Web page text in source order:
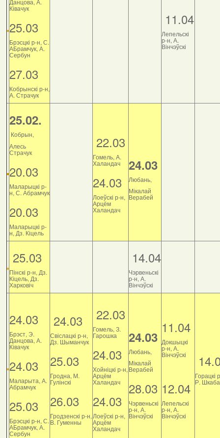
Данцова, А.
Ківачук
25.03
Брэсцкі р-н, С.
АБрамчук, А.
Сербун
27.03
Кобрынскі р-н,
А. Страчук
11.04
Лепельскі
р-н, А.
Вінчэўскі
25.02.
Кобрын,
Алесь
Страчук
20.03
Маларыцкі р-
н, С. Абрамчук
20.03
Маларыцкі р-
н, Дз. Кіцель
22.03
Гомель, А.
Халандач
24.03
Лоеўскі р-н,
Арцём
Халандач
24.03
Любань,
Мікалай
Верабей
25.03
Пінскі р-н, Дз.
Кіцель, Дз.
Харковіч
14.04
Чэрвеньскі
р-н, А.
Вінчэўскі
24.03
Брэст, Э.
Данцова, А.
Ківачук
24.03
Маларыта, А.
Абрамчук
25.03
Брэсцкі р-н, С.
АБрамчук, А.
Сербун
24.03
Свіслацкі р-н,
Дз. Шыманчук
25.03
Гродна, М.
Гулінскі
26.03
Гродзенскі р-н,
В. Гуменны
22.03
Гомель, З.
Гарошка
24.03
Хойніцкі р-н,
Арцём
Халандач
24.03
Лоеўскі р-н,
Арцём
Халандач
24.03
Любань,
Мікалай
Верабей
28.03
Чэрвеньскі
р-н, А.
Вінчэўскі
11.04
Докшыцкі
р-н, А.
Вінчэўскі
12.04
Лепельскі
р-н, А.
Вінчэўскі
Горацкі
Р.